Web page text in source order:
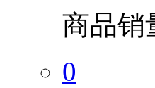
商品销
0